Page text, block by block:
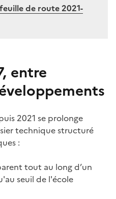
de route 2021-
entre
2021 se prolonge
technique structuré
:
tout au long d’un
seuil de l'école